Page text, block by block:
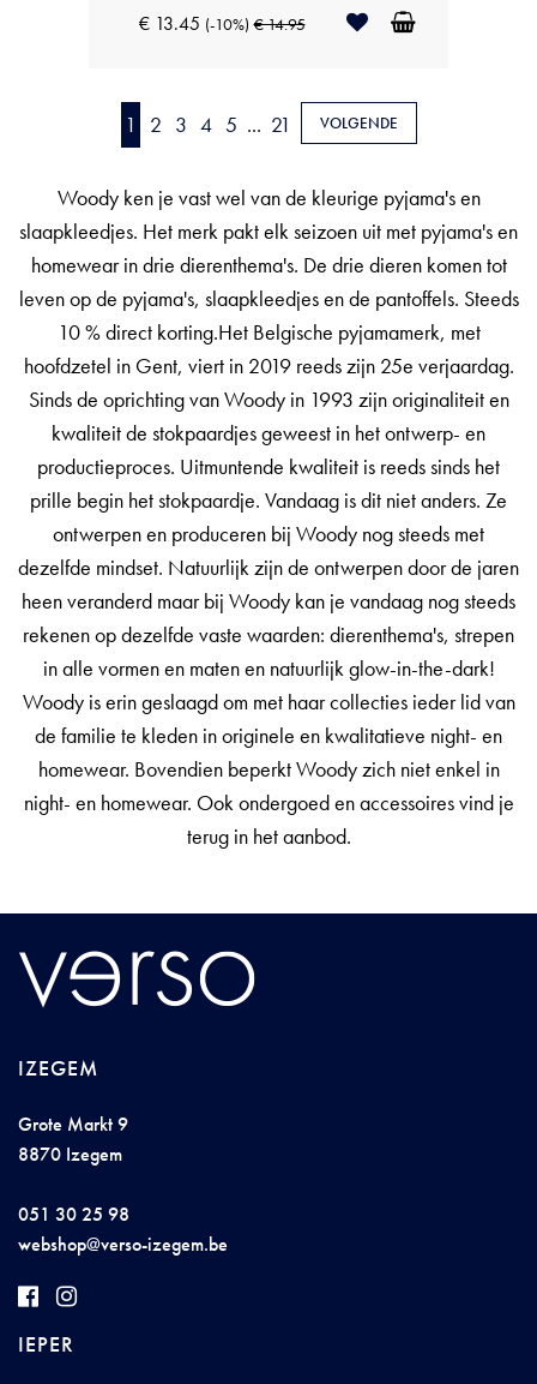
€ 13.45 (-10%) € 14.95
1 2 3 4 5 ... 21 VOLGENDE
Woody ken je vast wel van de kleurige pyjama's en
slaapkleedjes. Het merk pakt elk seizoen uit met pyjama's en
homewear in drie dierenthema's. De drie dieren komen tot
leven op de pyjama's, slaapkleedjes en de pantoffels. Steeds
10 % direct korting.Het Belgische pyjamamerk, met
hoofdzetel in Gent, viert in 2019 reeds zijn 25e verjaardag.
Sinds de oprichting van Woody in 1993 zijn originaliteit en
kwaliteit de stokpaardjes geweest in het ontwerp- en
productieproces. Uitmuntende kwaliteit is reeds sinds het
prille begin het stokpaardje. Vandaag is dit niet anders. Ze
ontwerpen en produceren bij Woody nog steeds met
dezelfde mindset. Natuurlijk zijn de ontwerpen door de jaren
heen veranderd maar bij Woody kan je vandaag nog steeds
rekenen op dezelfde vaste waarden: dierenthema's, strepen
in alle vormen en maten en natuurlijk glow-in-the-dark!
Woody is erin geslaagd om met haar collecties ieder lid van
de familie te kleden in originele en kwalitatieve night- en
homewear. Bovendien beperkt Woody zich niet enkel in
night- en homewear. Ook ondergoed en accessoires vind je
terug in het aanbod.
IZEGEM
Grote Markt 9
8870 Izegem
051 30 25 98
webshop@verso-izegem.be
IEPER